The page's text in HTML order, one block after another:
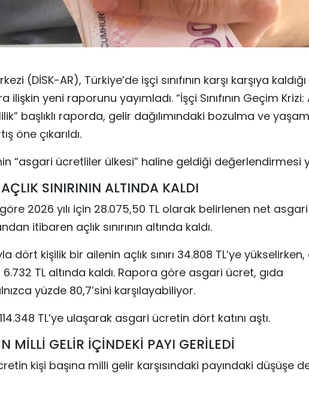
(DİSK-AR), Türkiye’de işçi sınıfının karşı karşıya kaldığı
yeni raporunu yayımladı. “İşçi Sınıfının Geçim
başlıklı raporda, gelir dağılımındaki bozulma ve yaşam
öne çıkarıldı.
“asgari ücretliler ülkesi” haline geldiği değerlendirmesi
SINIRININ ALTINDA KALDI
2026 yılı için 28.075,50 TL olarak belirlenen net
itibaren açlık sınırının altında kaldı.
dört kişilik bir ailenin açlık sınırı 34.808 TL’ye
TL altında kaldı. Rapora göre asgari ücret, gıda
yüzde 80,7’sini karşılayabiliyor.
TL’ye ulaşarak asgari ücretin dört katını aştı.
MİLLİ GELİR İÇİNDEKİ PAYI GERİLEDİ
kişi başına milli gelir karşısındaki payındaki düşüşe